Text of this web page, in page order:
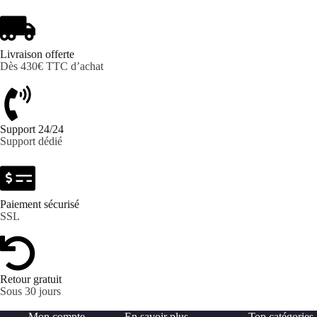
Livraison offerte
Dès 430€ TTC d’achat
Support 24/24
Support dédié
Paiement sécurisé
SSL
Retour gratuit
Sous 30 jours